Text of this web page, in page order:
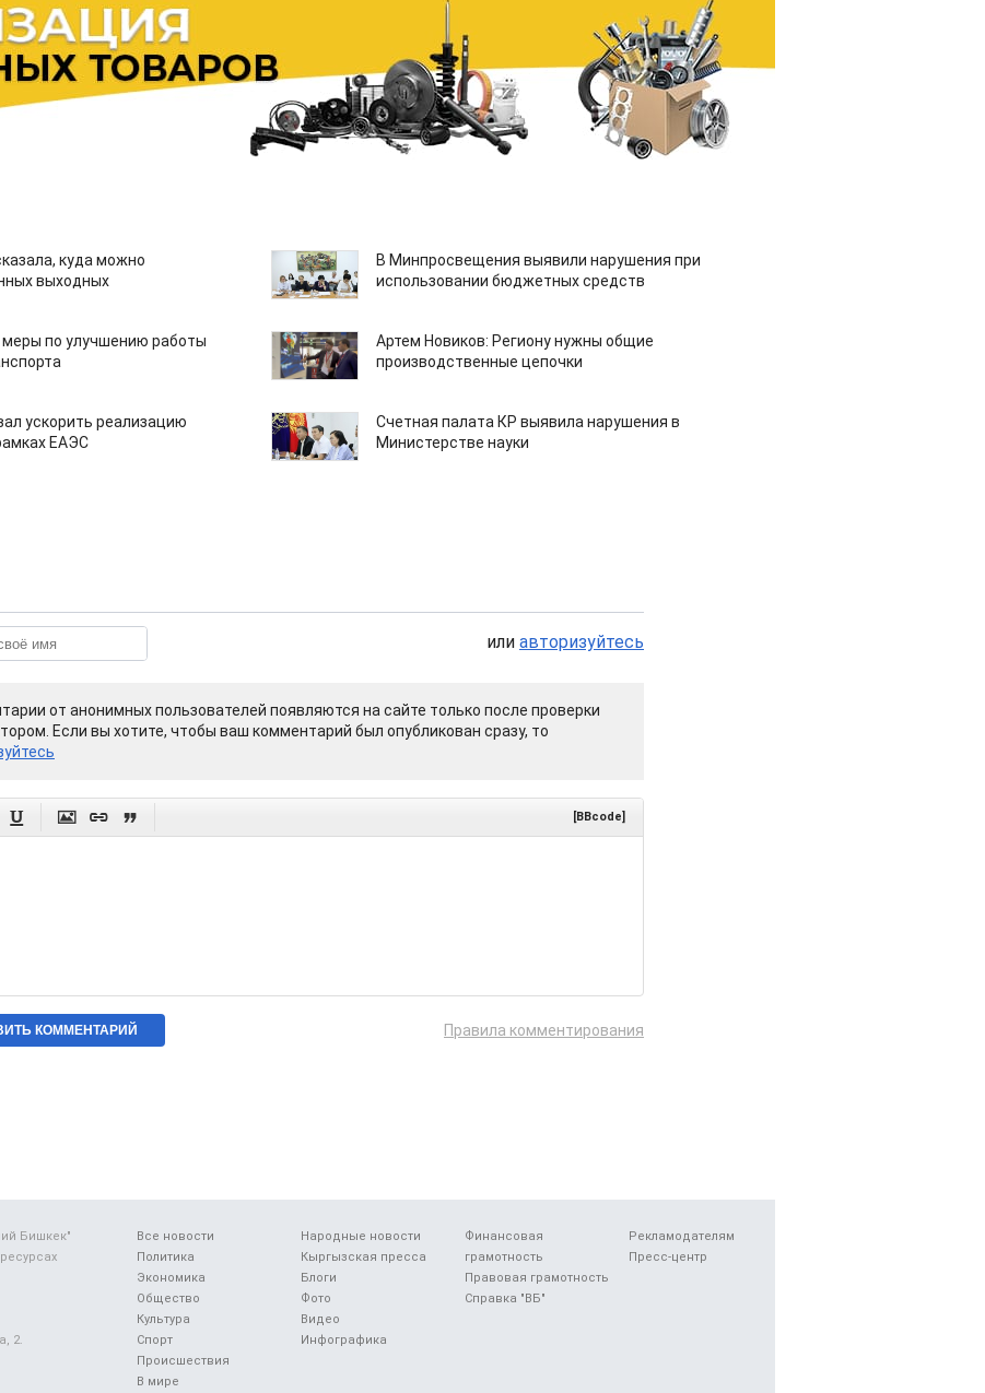
куда можно
выходных
В Минпросвещения выявили нарушения при
использовании бюджетных средств
меры по улучшению работы
Артем Новиков: Региону нужны общие
производственные цепочки
ускорить реализацию
ЕАЭС
Счетная палата КР выявила нарушения в
Министерстве науки
или авторизуйтесь
от анонимных пользователей появляются на сайте только после проверки
Если вы хотите, чтобы ваш комментарий был опубликован сразу, то
    [BBcode]
Правила комментирования
Все новости
Политика
Экономика
Общество
Культура
Спорт
Происшествия
В мире
Народные новости
Кыргызская пресса
Блоги
Фото
Видео
Инфографика
Финансовая
грамотность
Правовая грамотность
Справка "ВБ"
Рекламодателям
Пресс-центр
Бишкек"
2.